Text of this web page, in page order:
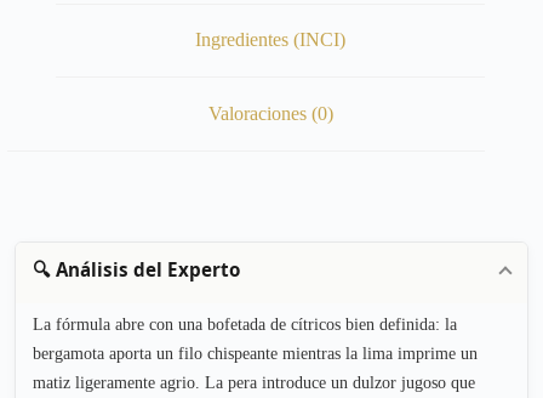
Ingredientes (INCI)
Valoraciones (0)
🔍 Análisis del Experto
La fórmula abre con una bofetada de cítricos bien definida: la
bergamota aporta un filo chispeante mientras la lima imprime un
matiz ligeramente agrio. La pera introduce un dulzor jugoso que